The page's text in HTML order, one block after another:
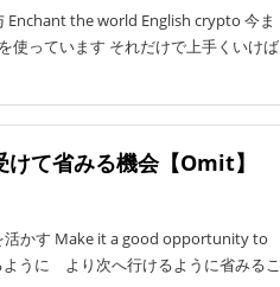
the world English crypto 今ま
っています それだけで上手くいけば
て省みる機会【Omit】
活かす Make it a good opportunity to
うに より次へ行けるように省みるこ